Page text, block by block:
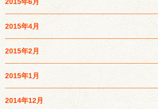
2015年4月
2015年2月
2015年1月
2014年12月